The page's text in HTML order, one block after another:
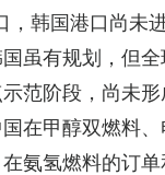
，韩国港口尚未
虽有规划，但
范阶段，尚未
在甲醇双燃料
氨氢燃料的订